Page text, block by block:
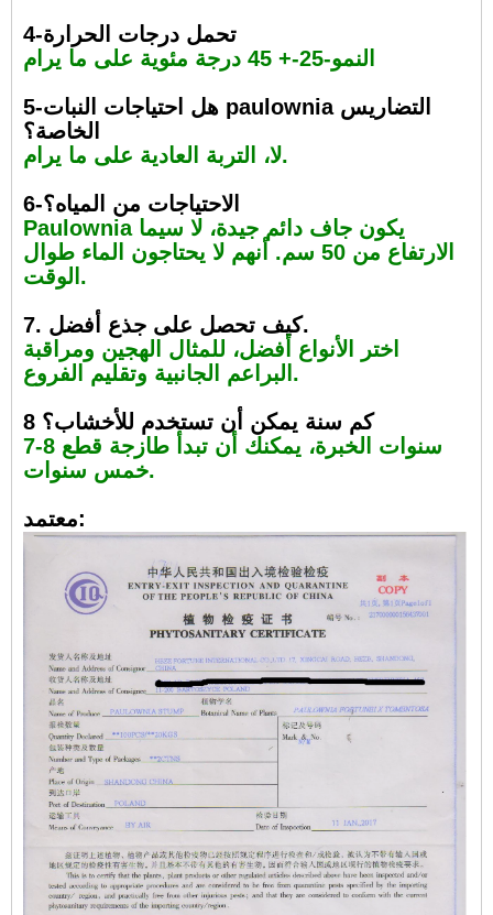
4-تحمل درجات الحرارة
النمو-25-+ 45 درجة مئوية على ما يرام
5-هل احتياجات النبات paulownia التضاريس
الخاصة؟
لا، التربة العادية على ما يرام.
6-الاحتياجات من المياه؟
Paulownia يكون جاف دائم جيدة، لا سيما
الارتفاع من 50 سم. أنهم لا يحتاجون الماء طوال
الوقت.
7. كيف تحصل على جذع أفضل.
اختر الأنواع أفضل، للمثال الهجين ومراقبة
البراعم الجانبية وتقليم الفروع.
8 كم سنة يمكن أن تستخدم للأخشاب؟
7-8 سنوات الخبرة، يمكنك أن تبدأ طازجة قطع
خمس سنوات.
معتمد: